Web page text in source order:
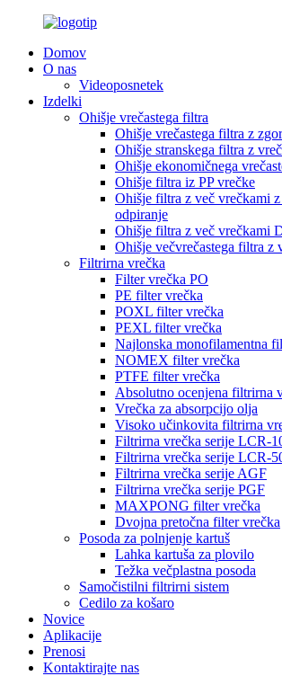
Domov
O nas
Videoposnetek
Izdelki
Ohišje vrečastega filtra
Ohišje vrečastega filtra z
Ohišje stranskega filtra z
Ohišje ekonomičnega
Ohišje filtra iz PP vrečke
Ohišje filtra z več vrečkami
odpiranje
Ohišje filtra z več vrečkami
Ohišje večvrečastega filtra z
Filtrirna vrečka
Filter vrečka PO
PE filter vrečka
POXL filter vrečka
PEXL filter vrečka
Najlonska monofilamentna
NOMEX filter vrečka
PTFE filter vrečka
Absolutno ocenjena filtrirna
Vrečka za absorpcijo olja
Visoko učinkovita filtrirna
Filtrirna vrečka serije LCR-
Filtrirna vrečka serije LCR-
Filtrirna vrečka serije AGF
Filtrirna vrečka serije PGF
MAXPONG filter vrečka
Dvojna pretočna filter vrečka
Posoda za polnjenje kartuš
Lahka kartuša za plovilo
Težka večplastna posoda
Samočistilni filtrirni sistem
Cedilo za košaro
Novice
Aplikacije
Prenosi
Kontaktirajte nas